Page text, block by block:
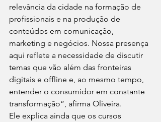
relevância da cidade na formação de
profissionais e na produção de
conteúdos em comunicação,
marketing e negócios. Nossa presença
aqui reflete a necessidade de discutir
temas que vão além das fronteiras
digitais e offline e, ao mesmo tempo,
entender o consumidor em constante
transformação”, afirma Oliveira.
Ele explica ainda que os cursos